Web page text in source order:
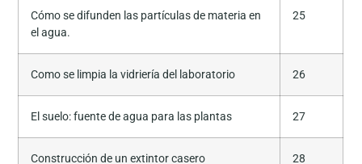
Cómo se difunden las partículas de materia en
el agua.
25
Como se limpia la vidriería del laboratorio 26
El suelo: fuente de agua para las plantas 27
Construcción de un extintor casero 28